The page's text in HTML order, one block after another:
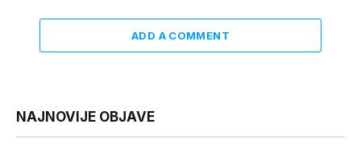
ADD A COMMENT
NAJNOVIJE OBJAVE